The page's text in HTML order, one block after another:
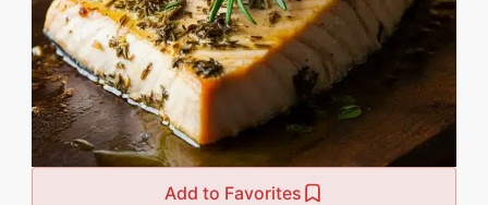
Add to Favorites